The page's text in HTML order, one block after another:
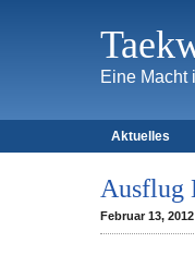
Eine
Aktuelles
Ausflug
Februar 13,